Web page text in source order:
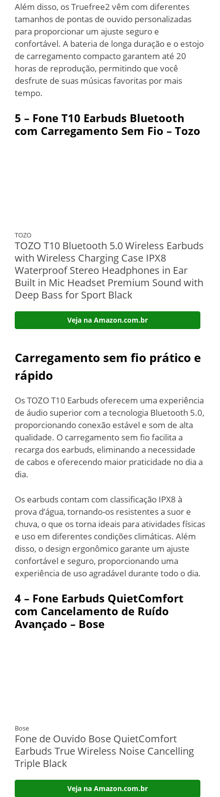
Além disso, os Truefree2 vêm com diferentes
tamanhos de pontas de ouvido personalizadas
para proporcionar um ajuste seguro e
confortável. A bateria de longa duração e o estojo
de carregamento compacto garantem até 20
horas de reprodução, permitindo que você
desfrute de suas músicas favoritas por mais
tempo.
5 – Fone T10 Earbuds Bluetooth
com Carregamento Sem Fio – Tozo
TOZO
TOZO T10 Bluetooth 5.0 Wireless Earbuds
with Wireless Charging Case IPX8
Waterproof Stereo Headphones in Ear
Built in Mic Headset Premium Sound with
Deep Bass for Sport Black
Veja na Amazon.com.br
Carregamento sem fio prático e
rápido
Os TOZO T10 Earbuds oferecem uma experiência
de áudio superior com a tecnologia Bluetooth 5.0,
proporcionando conexão estável e som de alta
qualidade. O carregamento sem fio facilita a
recarga dos earbuds, eliminando a necessidade
de cabos e oferecendo maior praticidade no dia a
dia.
Os earbuds contam com classificação IPX8 à
prova d’água, tornando-os resistentes a suor e
chuva, o que os torna ideais para atividades físicas
e uso em diferentes condições climáticas. Além
disso, o design ergonômico garante um ajuste
confortável e seguro, proporcionando uma
experiência de uso agradável durante todo o dia.
4 – Fone Earbuds QuietComfort
com Cancelamento de Ruído
Avançado – Bose
Bose
Fone de Ouvido Bose QuietComfort
Earbuds True Wireless Noise Cancelling
Triple Black
Veja na Amazon.com.br